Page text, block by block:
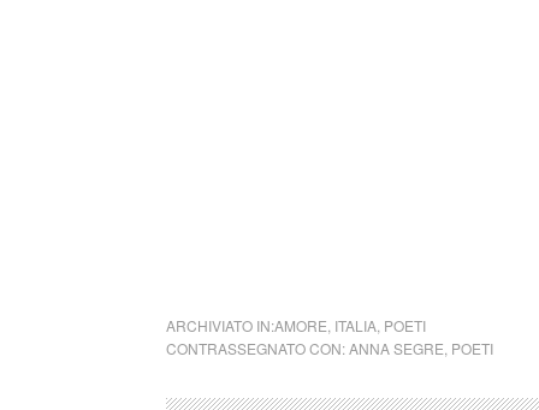
ARCHIVIATO IN:AMORE ITALIA POETI
CONTRASSEGNATO CON:ANNA SEGRE POETI